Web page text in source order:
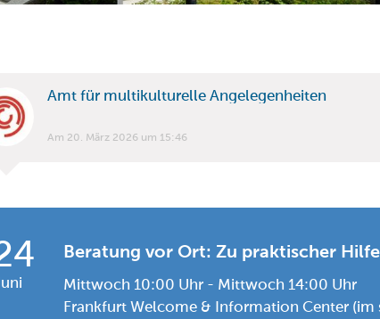
Amt für multikulturelle Angelegenheiten
Am 20. März 2026 um 15:46
Beratung vor Ort: Zu praktischer
Mittwoch 10:00 Uhr - Mittwoch 14:00 Uhr
Frankfurt Welcome & Information Center (im